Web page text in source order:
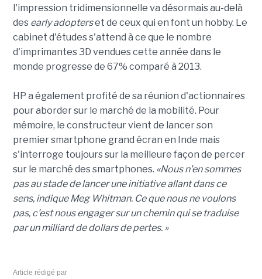
l'impression tridimensionnelle va désormais au-delà
des early adopterset de ceux qui en font un hobby. Le
cabinet d'études s'attend à ce que le nombre
d'imprimantes 3D vendues cette année dans le
monde progresse de 67% comparé à 2013.
HP a également profité de sa réunion d'actionnaires
pour aborder sur le marché de la mobilité. Pour
mémoire, le constructeur vient de lancer son
premier smartphone grand écran en Inde mais
s'interroge toujours sur la meilleure façon de percer
sur le marché des smartphones. «Nous n'en sommes
pas au stade de lancer une initiative allant dans ce
sens, indique Meg Whitman. Ce que nous ne voulons
pas, c'est nous engager sur un chemin qui se traduise
par un milliard de dollars de pertes. »
Article rédigé par